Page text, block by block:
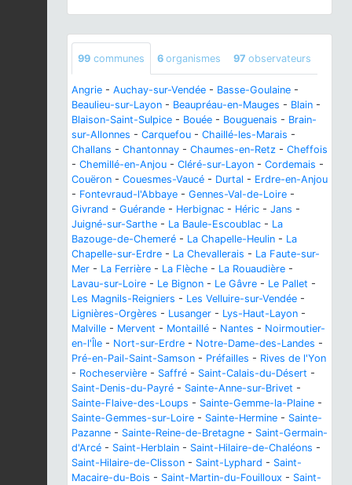
99 communes 6 organismes 97 observateurs
Angrie - Auchay-sur-Vendée - Basse-Goulaine -
Beaulieu-sur-Layon - Beaupréau-en-Mauges - Blain -
Blaison-Saint-Sulpice - Bouée - Bouguenais - Brain-
sur-Allonnes - Carquefou - Chaillé-les-Marais -
Challans - Chantonnay - Chaumes-en-Retz - Cheffois
- Chemillé-en-Anjou - Cléré-sur-Layon - Cordemais -
Couëron - Couesmes-Vaucé - Durtal - Erdre-en-Anjou
- Fontevraud-l'Abbaye - Gennes-Val-de-Loire -
Givrand - Guérande - Herbignac - Héric - Jans -
Juigné-sur-Sarthe - La Baule-Escoublac - La
Bazouge-de-Chemeré - La Chapelle-Heulin - La
Chapelle-sur-Erdre - La Chevallerais - La Faute-sur-
Mer - La Ferrière - La Flèche - La Rouaudière -
Lavau-sur-Loire - Le Bignon - Le Gâvre - Le Pallet -
Les Magnils-Reigniers - Les Velluire-sur-Vendée -
Lignières-Orgères - Lusanger - Lys-Haut-Layon -
Malville - Mervent - Montaillé - Nantes - Noirmoutier-
en-l'Île - Nort-sur-Erdre - Notre-Dame-des-Landes -
Pré-en-Pail-Saint-Samson - Préfailles - Rives de l'Yon
- Rocheservière - Saffré - Saint-Calais-du-Désert -
Saint-Denis-du-Payré - Sainte-Anne-sur-Brivet -
Sainte-Flaive-des-Loups - Sainte-Gemme-la-Plaine -
Sainte-Gemmes-sur-Loire - Sainte-Hermine - Sainte-
Pazanne - Sainte-Reine-de-Bretagne - Saint-Germain-
d'Arcé - Saint-Herblain - Saint-Hilaire-de-Chaléons -
Saint-Hilaire-de-Clisson - Saint-Lyphard - Saint-
Macaire-du-Bois - Saint-Martin-du-Fouilloux - Saint-